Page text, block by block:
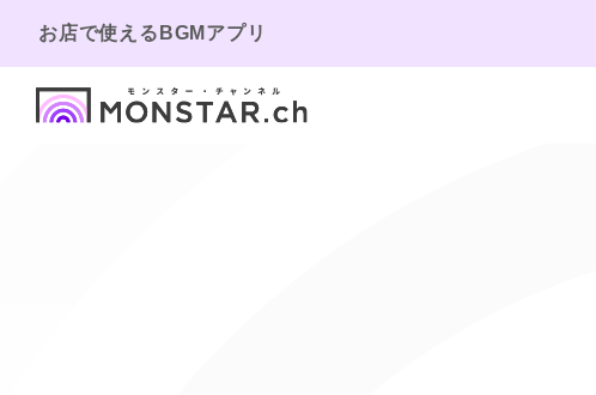
お店で使えるBGMアプリ